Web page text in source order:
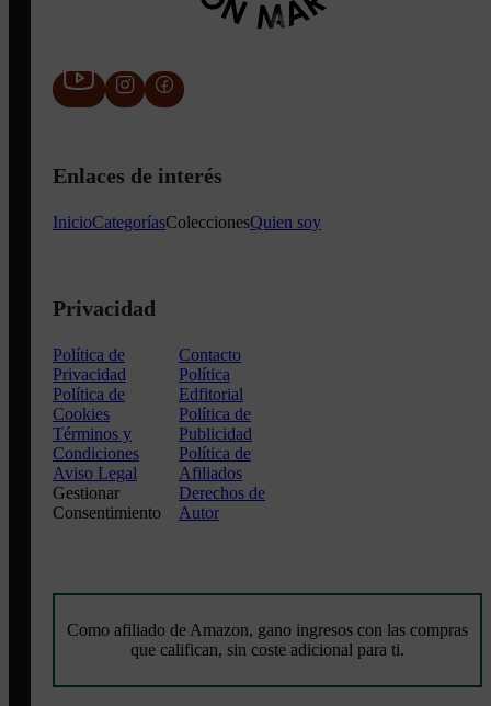
Enlaces de interés
InicioCategoríasColeccionesQuien soy
Privacidad
Política de
Privacidad
Política de
Cookies
Términos y
Condiciones
Aviso Legal
Gestionar
Consentimiento
Contacto
Política
Edfitorial
Política de
Publicidad
Política de
Afiliados
Derechos de
Autor
Como afiliado de Amazon, gano ingresos con las compras
que califican, sin coste adicional para ti.